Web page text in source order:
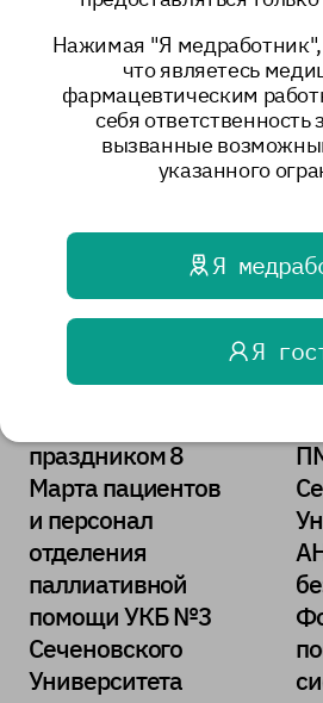
хронической
почечной
недостаточнос
тью и
анемией»
6 апреля 2026
31
праздником 8
Марта пациентов
и персонал
отделения
паллиативной
помощи УКБ №3
Сеченовского
Университета
Нажимая "Я
что являетесь
фармацевтическим
себя ответственность
вызванные
указанного
Я
Я